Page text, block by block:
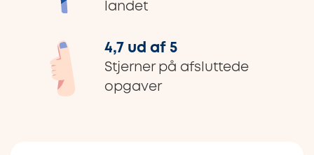
landet
4,7 ud af 5
Stjerner på afsluttede
opgaver